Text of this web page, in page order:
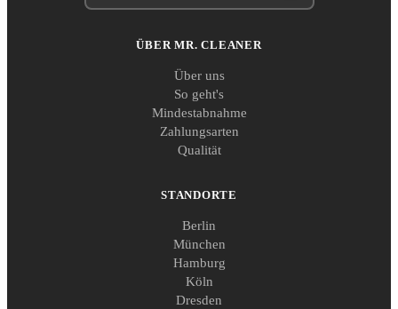
ÜBER MR. CLEANER
Über uns
So geht's
Mindestabnahme
Zahlungsarten
Qualität
STANDORTE
Berlin
München
Hamburg
Köln
Dresden